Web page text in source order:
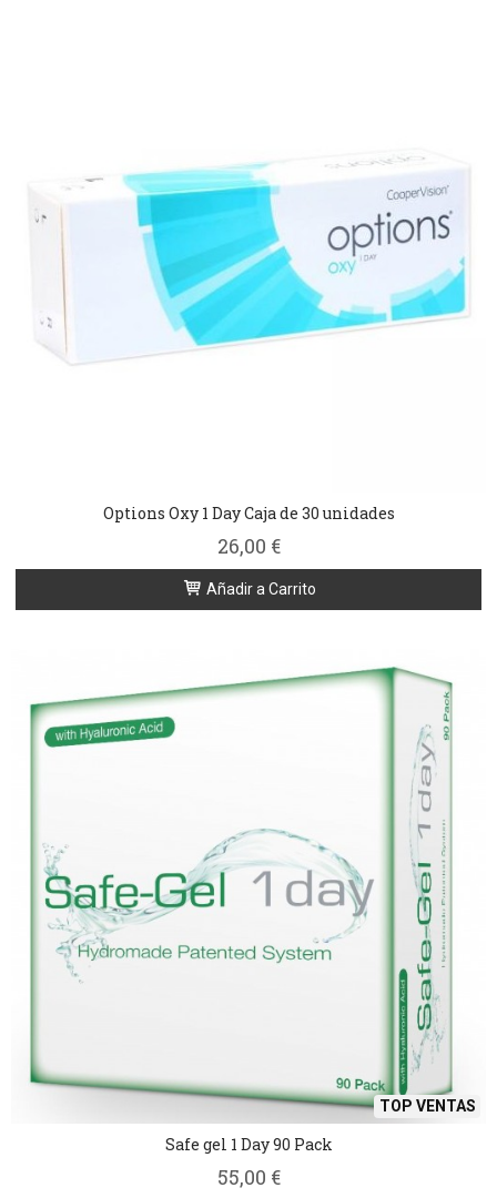
Options Oxy 1 Day Caja de 30 unidades
26,00 €
Añadir a Carrito
TOP VENTAS
Safe gel 1 Day 90 Pack
55,00 €